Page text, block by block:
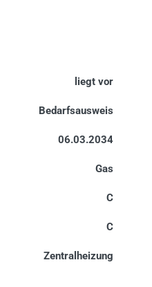
liegt vor
Bedarfsausweis
06.03.2034
Gas
C
C
Zentralheizung